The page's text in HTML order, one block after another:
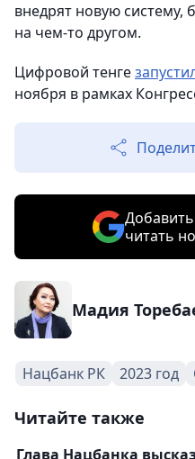
внедрят новую систему,
на чем-то другом.
Цифровой тенге
ноября в рамках
читать
Мадия
Нацбанк РК 2023 год
Читайте также
Глава Нацбанка